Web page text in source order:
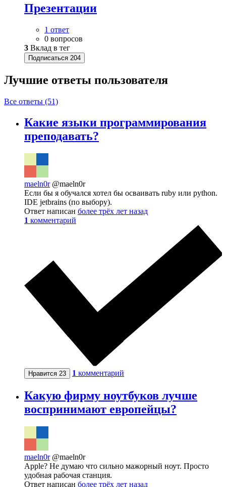
Презентации
1 ответ
0 вопросов
3 Вклад в тег
Подписаться 204
Лучшие ответы пользователя
Все ответы (51)
Какие языки программирования
преподавать?
maeln0r @maeln0r
Если бы я обучался хотел бы осваивать ruby или python.
IDE jetbrains (по выбору).
Ответ написан более трёх лет назад
1 комментарий
Нравится 23 1 комментарий
Какую фирму ноутбуков лучше
воспринимают европейцы?
maeln0r @maeln0r
Apple? Не думаю что сильно мажорный ноут. Просто
удобная рабочая станция.
Ответ написан более трёх лет назад